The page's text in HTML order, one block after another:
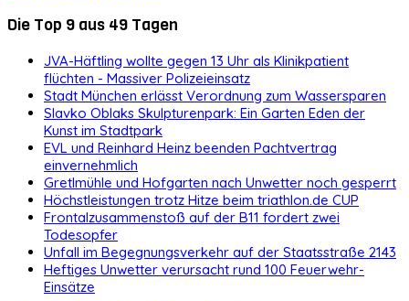
Die Top 9 aus 49 Tagen
JVA-Häftling wollte gegen 13 Uhr als Klinikpatient
flüchten - Massiver Polizeieinsatz
Stadt München erlässt Verordnung zum Wassersparen
Slavko Oblaks Skulpturenpark: Ein Garten Eden der
Kunst im Stadtpark
EVL und Reinhard Heinz beenden Pachtvertrag
einvernehmlich
Gretlmühle und Hofgarten nach Unwetter noch gesperrt
Höchstleistungen trotz Hitze beim triathlon.de CUP
Frontalzusammenstoß auf der B11 fordert zwei
Todesopfer
Unfall im Begegnungsverkehr auf der Staatsstraße 2143
Heftiges Unwetter verursacht rund 100 Feuerwehr-
Einsätze